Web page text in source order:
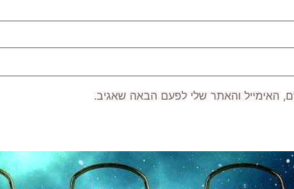
האימייל והאתר שלי לפעם הבאה שאגיב.